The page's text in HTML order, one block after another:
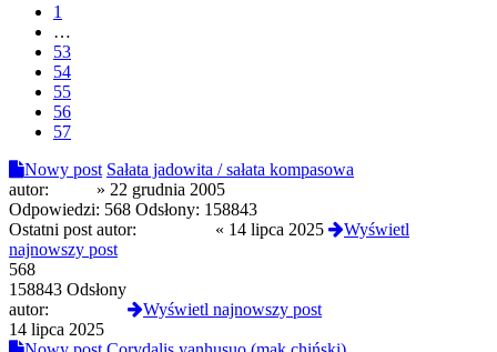
1
…
53
54
55
56
57
Nowy post Sałata jadowita / sałata kompasowa
autor:
» 22 grudnia 2005
Odpowiedzi: 568 Odsłony: 158843
Ostatni post autor:
« 14 lipca 2025
Wyświetl
najnowszy post
568
158843 Odsłony
autor:
Wyświetl najnowszy post
14 lipca 2025